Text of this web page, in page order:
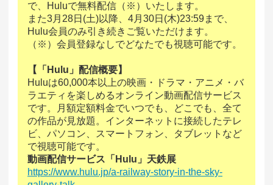
で、Huluで無料配信（※）いたします。
また3月28日(土)以降、4月30日(木)23:59まで、
Hulu会員のみ引き続きご覧いただけます。
（※）会員登録なしでどなたでも視聴可能です。
【「Hulu」配信概要】
Huluは60,000本以上の映画・ドラマ・アニメ・バ
ラエティを楽しめるオンライン動画配信サービス
です。月額定額料金でいつでも、どこでも、全て
の作品が見放題。インターネットに接続したテレ
ビ、パソコン、スマートフォン、タブレットなど
で視聴可能です。
動画配信サービス「Hulu」天鉄展
https://www.hulu.jp/a-railway-story-in-the-sky-